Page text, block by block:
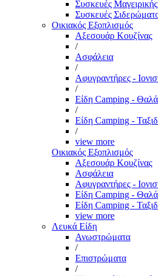
Συσκευές Μαγειρικής
Συσκευές
Οικιακός Εξοπλισμός
Αξεσουάρ Κουζίνας
/
Ασφάλεια
/
Αφυγραντήρες -
/
Είδη Camping -
/
Είδη Camping -
/
view more
Οικιακός Εξοπλισμός
Αξεσουάρ Κουζίνας
Ασφάλεια
Αφυγραντήρες -
Είδη Camping -
Είδη Camping -
view more
Λευκά Είδη
Ανωστρώματα
/
Επιστρώματα
/